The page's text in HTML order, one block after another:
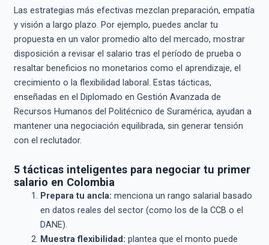
Las estrategias más efectivas mezclan preparación, empatía
y visión a largo plazo. Por ejemplo, puedes anclar tu
propuesta en un valor promedio alto del mercado, mostrar
disposición a revisar el salario tras el período de prueba o
resaltar beneficios no monetarios como el aprendizaje, el
crecimiento o la flexibilidad laboral. Estas tácticas,
enseñadas en el Diplomado en Gestión Avanzada de
Recursos Humanos del Politécnico de Suramérica, ayudan a
mantener una negociación equilibrada, sin generar tensión
con el reclutador.
5 tácticas inteligentes para negociar tu primer
salario en Colombia
Prepara tu ancla: menciona un rango salarial basado
en datos reales del sector (como los de la CCB o el
DANE).
Muestra flexibilidad: plantea que el monto puede